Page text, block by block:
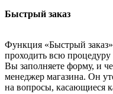
Быстрый заказ
Функция «Быстрый
проходить всю процедуру
Вы заполняете форму, и
менеджер магазина. Он
на вопросы, касающиеся